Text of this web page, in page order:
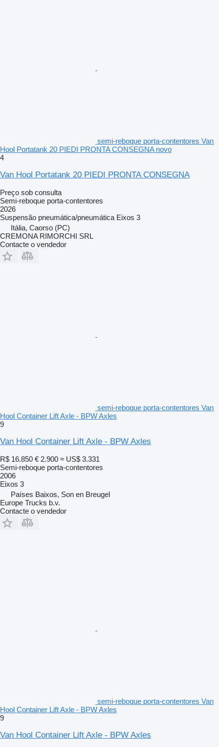
semi-reboque porta-contentores Van
Hool Portatank 20 PIEDI PRONTA CONSEGNA novo
4
Van Hool Portatank 20 PIEDI PRONTA CONSEGNA
Preço sob consulta
Semi-reboque porta-contentores
2026
Suspensão pneumática/pneumática Eixos 3
Itália, Caorso (PC)
CREMONA RIMORCHI SRL
Contacte o vendedor
semi-reboque porta-contentores Van
Hool Container Lift Axle - BPW Axles
9
Van Hool Container Lift Axle - BPW Axles
R$ 16.850 € 2.900 ≈ US$ 3.331
Semi-reboque porta-contentores
2006
Eixos 3
Países Baixos, Son en Breugel
Europe Trucks b.v.
Contacte o vendedor
semi-reboque porta-contentores Van
Hool Container Lift Axle - BPW Axles
9
Van Hool Container Lift Axle - BPW Axles